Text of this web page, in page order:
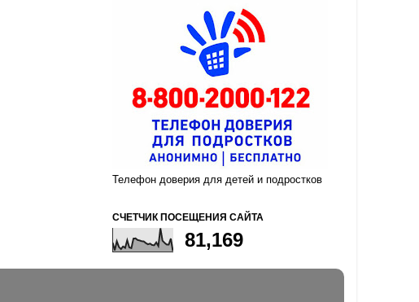
Телефон доверия для детей и подростков
СЧЕТЧИК ПОСЕЩЕНИЯ САЙТА
81,169